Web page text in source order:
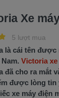
Xe
5 lượt mua
là cái tên được
Victoria xe
đã cho ra mắt
được lòng tin
xe máy điện